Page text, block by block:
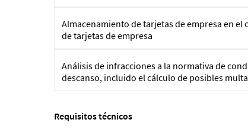
Almacenamiento de tarjetas de empresa en el
de tarjetas de empresa
Análisis de infracciones a la normativa de
descanso, incluido el cálculo de posibles
Requisitos técnicos